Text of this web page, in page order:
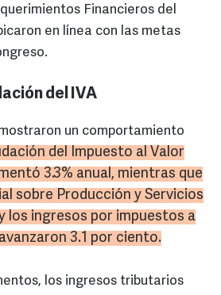
Financieros del
en línea con las metas
del IVA
un comportamiento
del Impuesto al Valor
3.3% anual, mientras que
sobre Producción y Servicios
los ingresos por impuestos a
3.1 por ciento.
los ingresos tributarios